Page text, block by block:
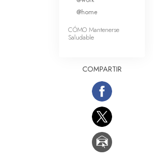
@home
CÓMO Mantenerse
Saludable
COMPARTIR